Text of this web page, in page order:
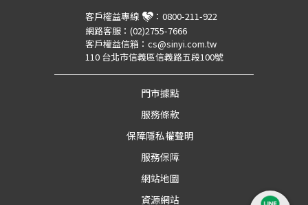
客戶權益專線 ： 0800-211-922
網路客服： (02)2755-7666
客戶權益信箱： cs@sinyi.com.tw
110 台北市信義區信義路五段100號
門市據點
服務條款
保障隱私權聲明
服務保障
網站地圖
資源網站